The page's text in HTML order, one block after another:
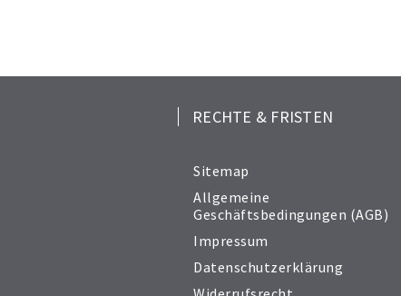
RECHTE & FRISTEN
Sitemap
Allgemeine
Geschäftsbedingungen (AGB)
Impressum
Datenschutzerklärung